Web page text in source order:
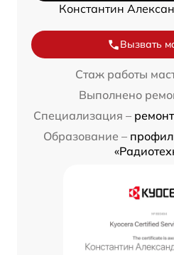
Константин
Вызвать
Стаж работы
Выполнено
Специализация –
Образование –